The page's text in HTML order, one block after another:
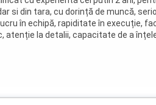
si din tara, cu dorință de muncă,
în echipă, rapiditate în execuție,
atenție la detalii, capacitate de a